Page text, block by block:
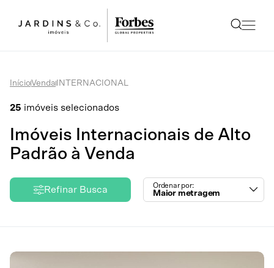
InícioVenda INTERNACIONAL
25 imóveis selecionados
Imóveis Internacionais de Alto
Padrão à Venda
Refinar Busca Ordenar por:
Maior metragem